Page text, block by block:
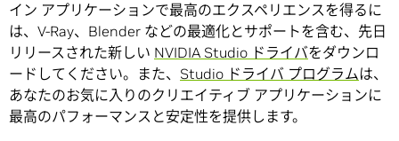
イン アプリケーションで最高のエクスペリエンスを得るに
は、V-Ray、Blender などの最適化とサポートを含む、先日
リリースされた新しい NVIDIA Studio ドライバをダウンロ
ードしてください。また、 Studio ドライバ プログラムは、
あなたのお気に入りのクリエイティブ アプリケーションに
最高のパフォーマンスと安定性を提供します。